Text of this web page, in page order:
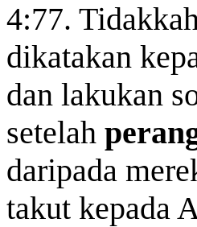
4:77.
dikatakan
dan lakukan
setelah
daripada
takut kepada